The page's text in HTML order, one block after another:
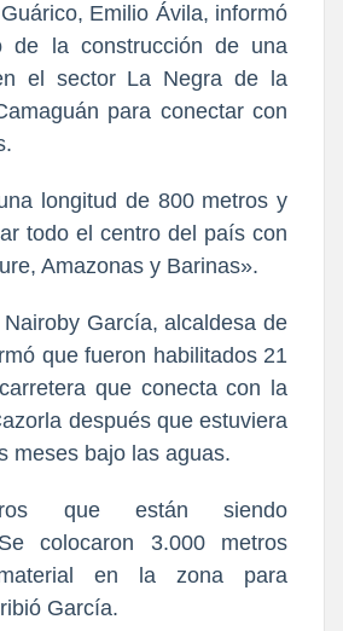
Emilio Ávila, informó
de la construcción de una
el sector La Negra de la
para conectar con
longitud de 800 metros y
todo el centro del país con
Amazonas y Barinas».
García, alcaldesa de
que fueron habilitados 21
que conecta con la
después que estuviera
meses bajo las aguas.
que están siendo
colocaron 3.000 metros
en la zona para
García.